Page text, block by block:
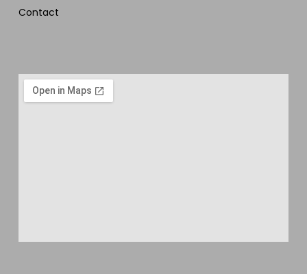
Contact